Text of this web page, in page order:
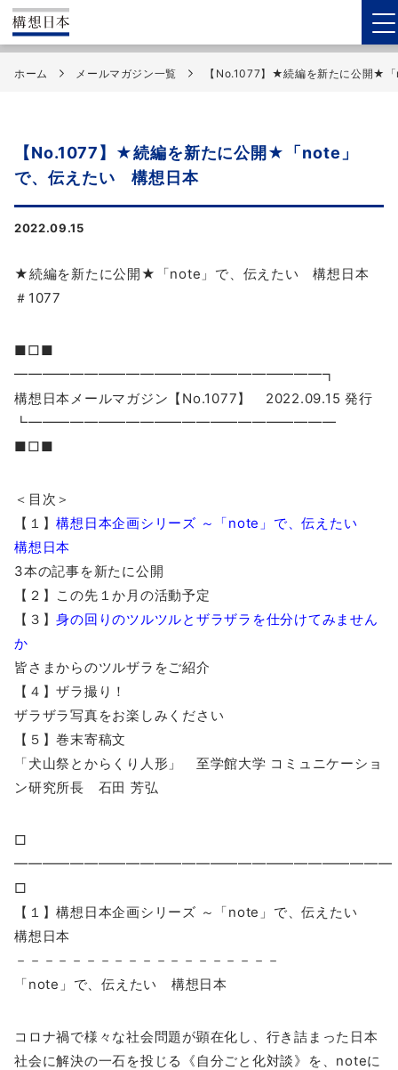
ホーム メールマガジン一覧 【No.1077】★続編を新たに公開★
【No.1077】★続編を新たに公開★「note」
で、伝えたい 構想日本
2022.09.15
★続編を新たに公開★「note」で、伝えたい 構想日本
＃1077
■□■
━━━━━━━━━━━━━━━━━━━━━━┓
構想日本メールマガジン【No.1077】 2022.09.15 発行
┗━━━━━━━━━━━━━━━━━━━━━━
■□■
＜目次＞
【１】構想日本企画シリーズ ～「note」で、伝えたい
構想日本
3本の記事を新たに公開
【２】この先１か月の活動予定
【３】身の回りのツルツルとザラザラを仕分けてみません
か
皆さまからのツルザラをご紹介
【４】ザラ撮り！
ザラザラ写真をお楽しみください
【５】巻末寄稿文
「犬山祭とからくり人形」 至学館大学 コミュニケーショ
ン研究所長 石田 芳弘
□
□
【１】構想日本企画シリーズ ～「note」で、伝えたい
構想日本
－－－－－－－－－－－－－－－－－－－
「note」で、伝えたい 構想日本
コロナ禍で様々な社会問題が顕在化し、行き詰まった日本
社会に解決の一石を投じる《自分ごと化対談》を、noteに